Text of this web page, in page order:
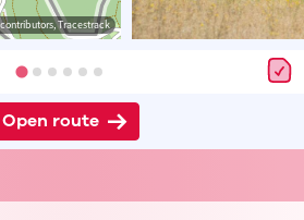
Tracestrack
Open route